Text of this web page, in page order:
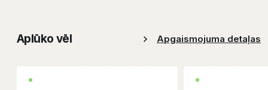
Aplūko vēl Apgaismojuma detaļas